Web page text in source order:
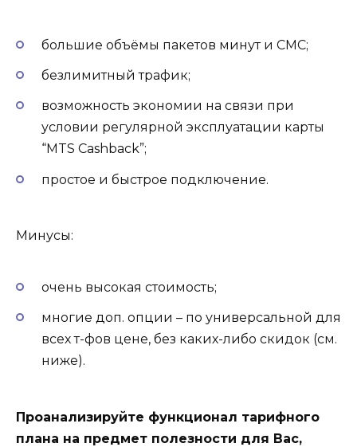
большие объёмы пакетов минут и СМС;
безлимитный трафик;
возможность экономии на связи при
условии регулярной эксплуатации карты
“MTS Cashback”;
простое и быстрое подключение.
Минусы:
очень высокая стоимость;
многие доп. опции – по универсальной для
всех т-фов цене, без каких-либо скидок (см.
ниже).
Проанализируйте функционал тарифного
плана на предмет полезности для Вас,